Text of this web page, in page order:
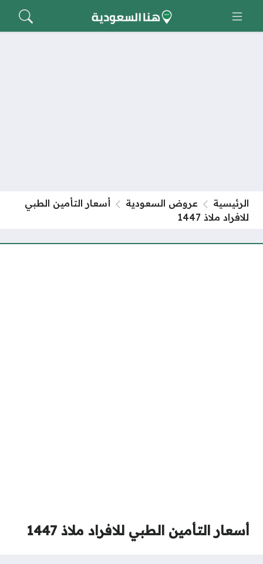
الرئيسية عروض السعودية
أسعار التأمين الطبي
للافراد ملاذ 1447
أسعار التأمين الطبي للافراد ملاذ 1447